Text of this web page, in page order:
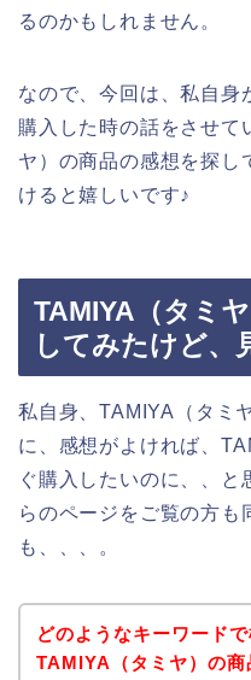
るのかもしれません。
なので、今回は、私自身
購入した時の話をさせて
ヤ）の商品の感想を探し
けると嬉しいです♪
TAMIYA（タミ
してみたけど、
私自身、TAMIYA（タミ
に、感想がよければ、
ぐ購入したいのに、、と
らのページをご覧の方も
も、、、。
どのようなキーワードで
TAMIYA（タミヤ）の